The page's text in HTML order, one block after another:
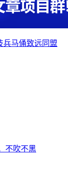
兵马俑致远同盟
不吹不黑